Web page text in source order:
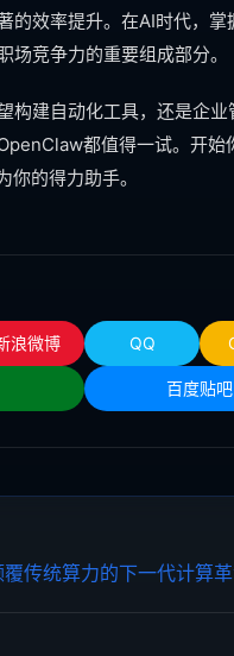
的效率提升。在AI时代，掌
场竞争力的重要组成部分。
构建自动化工具，还是企业
都值得一试。开始
你的得力助手。
浪微博 QQ
百度贴吧
传统算力的下一代计算